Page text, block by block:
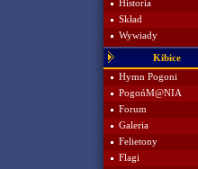
Historia
Skład
Wywiady
Kibice
Hymn Pogoni
PogońM@NIA
Forum
Galeria
Felietony
Flagi